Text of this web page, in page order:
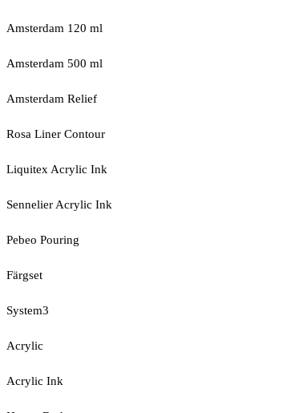
Amsterdam 120 ml
Amsterdam 500 ml
Amsterdam Relief
Rosa Liner Contour
Liquitex Acrylic Ink
Sennelier Acrylic Ink
Pebeo Pouring
Färgset
System3
Acrylic
Acrylic Ink